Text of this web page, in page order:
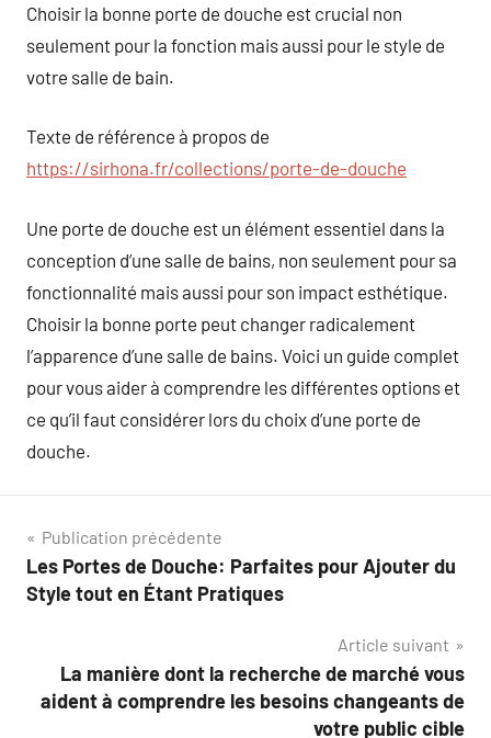
Choisir la bonne porte de douche est crucial non
seulement pour la fonction mais aussi pour le style de
votre salle de bain.
Texte de référence à propos de
https://sirhona.fr/collections/porte-de-douche
Une porte de douche est un élément essentiel dans la
conception d’une salle de bains, non seulement pour sa
fonctionnalité mais aussi pour son impact esthétique.
Choisir la bonne porte peut changer radicalement
l’apparence d’une salle de bains. Voici un guide complet
pour vous aider à comprendre les différentes options et
ce qu’il faut considérer lors du choix d’une porte de
douche.
Navigation
de
Publication précédente
Les Portes de Douche: Parfaites pour Ajouter du
Style tout en Étant Pratiques
Article suivant
La manière dont la recherche de marché vous
aident à comprendre les besoins changeants de
votre public cible